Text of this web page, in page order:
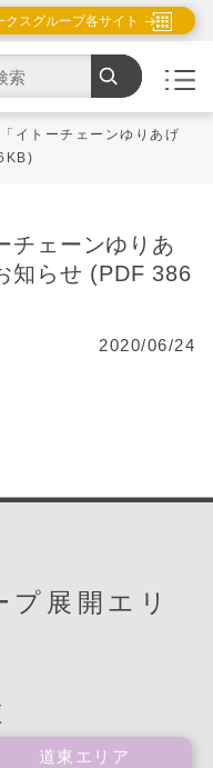
クスグループ各サイト
イトーチェーンゆりあげ
チェーンゆりあ
知らせ (PDF 386
2020/06/24
展開エリ
道東エリア